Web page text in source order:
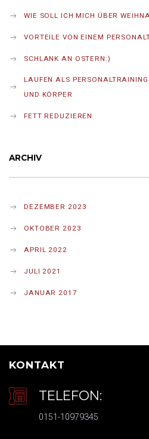
WIE SOLL ICH MICH ÜBER
VORTEILE VON EINEM
SCHLANK AN OSTERN:)
LAUFEN ALS
UND KÖRPER
FETT REDUZIEREN
ARCHIV
DEZEMBER 2023
OKTOBER 2023
APRIL 2022
JULI 2021
JANUAR 2017
KONTAKT
TELEFON:
0151-10979345